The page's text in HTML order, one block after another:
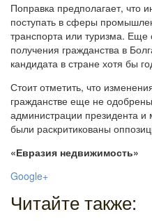
Поправка предполагает, что
поступать в сферы
транспорта или туризма.
получения гражданства в
кандидата в стране хотя бы
Стоит отметить, что
гражданстве еще не
администрации президента и
были раскритикованы
«Евразия недвижимость»
Google+
Читайте также: